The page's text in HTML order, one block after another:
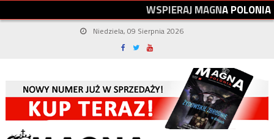
WSPIERAJMAGNAPOLONIA
Niedziela, 09 Sierpnia 2026